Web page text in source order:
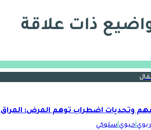
ذات علاقة
وتحديات اضطراب توهم المرض: المراق
|حيوي|سلوكي